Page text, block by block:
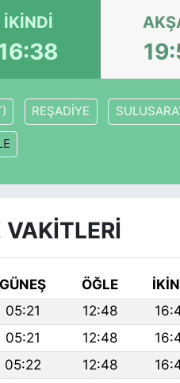
İKINDI
REŞADİYE
GÜNEŞ ÖĞLE
05:21 12:48
05:21 12:48
05:22 12:48